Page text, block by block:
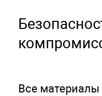
Все материалы